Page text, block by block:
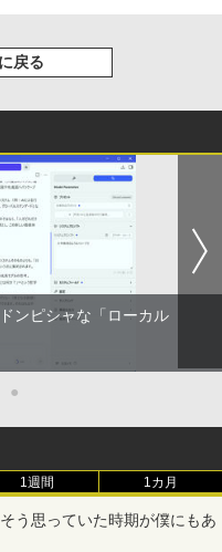
レード版】AOKIMI ワイヤ
アリング Type-C充電 マイク
式音量調整 スポーツ/通勤/通
イト)
REDMI Buds 8 Lite ワイヤ
5.4 ノイズキャンセ
間再生
ver.)
かんの麦茶 from 爽健美茶 ラ
本
モノクロ版 39 (ジャンプ
ニ吸うふたり 9巻 (デジタル
コミックス)
戻る
ンピシャな「ローカル
●
1週間 1カ月
う思っていた時期が僕にもあ